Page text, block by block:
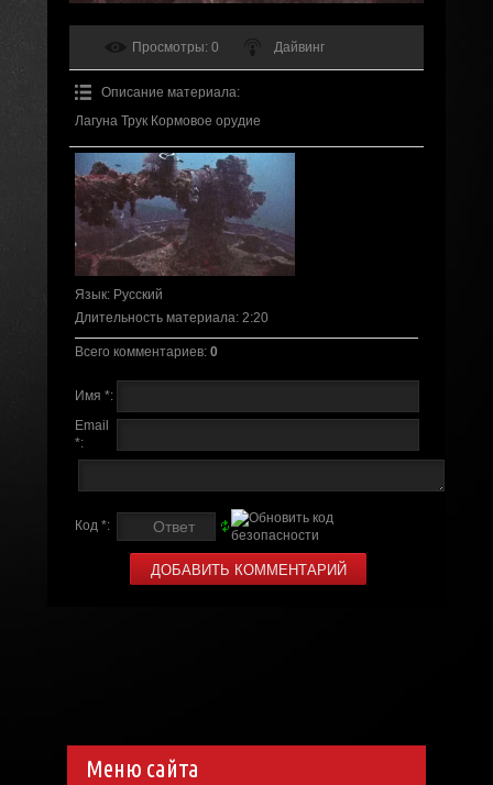
Просмотры: 0 Дайвинг
Описание материала:
Лагуна Трук Кормовое орудие
Язык: Русский
Длительность материала: 2:20
Всего комментариев: 0
Имя *:
Email
*:
Код *:
Меню сайта